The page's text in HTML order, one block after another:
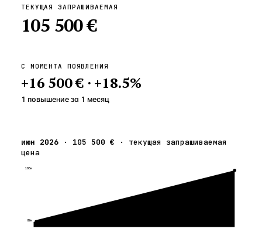
ТЕКУЩАЯ ЗАПРАШИВАЕМАЯ
105 500 €
С МОМЕНТА ПОЯВЛЕНИЯ
+16 500 €· +18.5%
1 повышение за 1 месяц
июн 2026 · 105 500 € · текущая запрашиваемая
цена
106к
89к